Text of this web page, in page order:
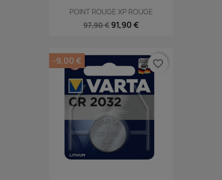
POINT ROUGE XP ROUGE
97,90 € 91,90 €
-9,00 € favorite_border